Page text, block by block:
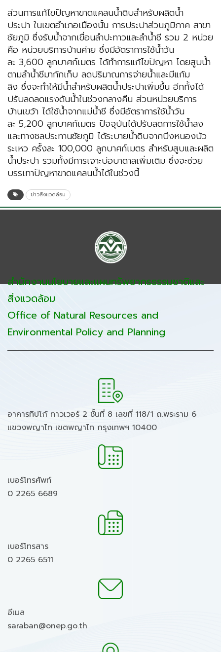
ส่วนการแก้ไขปัญหาขาดแคลนน้ำดิบสำหรับผลิตน้ำ
ประปา ในเขตอำเภอเมืองนั้น การประปาส่วนภูมิภาค สาขา
ชัยภูมิ ซึ่งรับน้ำจากเขื่อนลำปะทาวและลำน้ำชี รวม 2 หน่วย
คือ หน่วยบริการบ้านค่าย ซึ่งมีอัตราการใช้น้ำวัน
ละ 3,600 ลูกบาศก์เมตร ได้ทำการแก้ไขปัญหา โดยสูบน้ำ
ตามลำน้ำชีมากักเก็บ ลดปริมาณการจ่ายน้ำและมีแก้ม
ลิง ซึ่งจะทำให้มีน้ำสำหรับผลิตน้ำประปาเพิ่มขึ้น อีกทั้งได้
ปรับลดลดแรงดันน้ำในช่วงกลางคืน ส่วนหน่วยบริการ
บ้านเขว้า ได้ใช้น้ำจากแม่น้ำชี ซึ่งมีอัตราการใช้น้ำวัน
ละ 5,200 ลูกบาศก์เมตร ปัจจุบันได้ปรับลดการใช้น้ำลง
และทางชลประทานชัยภูมิ ได้ระบายน้ำดิบจากบึงหนองบัว
ระเหว ครั้งละ 100,000 ลูกบาศก์เมตร สำหรับสูบและผลิต
น้ำประปา รวมทั้งมีการเจาะบ่อบาดาลเพิ่มเติม ซึ่งจะช่วย
บรรเทาปัญหาขาดแคลนน้ำได้ในช่วงนี้
ข่าวสิ่งแวดล้อม
สำนักงานนโยบายและแผนทรัพยากรธรรมชาติและ
สิ่งแวดล้อม
Office of Natural Resources and
Environmental Policy and Planning
อาคารทิปโก้ ทาวเวอร์ 2 ชั้นที่ 8 เลขที่ 118/1 ถ.พระราม 6
แขวงพญาไท เขตพญาไท กรุงเทพฯ 10400
เบอร์โทรศัพท์
0 2265 6689
เบอร์โทรสาร
0 2265 6511
อีเมล
saraban@onep.go.th